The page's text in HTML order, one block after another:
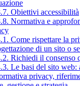
Obiettivi accessibilità
Normativa e
Come rispettare la
di un sito o
Richiedi il consenso
Le basi del sito web:
privacy,